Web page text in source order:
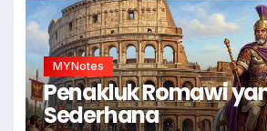
MYNotes
Penakluk Romawi
Sederhana